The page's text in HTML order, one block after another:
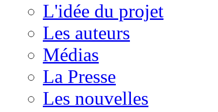
L'idée du projet
Les auteurs
Médias
La Presse
Les nouvelles